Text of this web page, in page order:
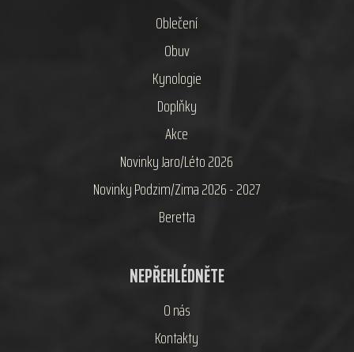
Oblečení
Obuv
Kynologie
Doplňky
Akce
Novinky Jaro/Léto 2026
Novinky Podzim/Zima 2026 - 2027
Beretta
NEPŘEHLÉDNĚTE
O nás
Kontakty